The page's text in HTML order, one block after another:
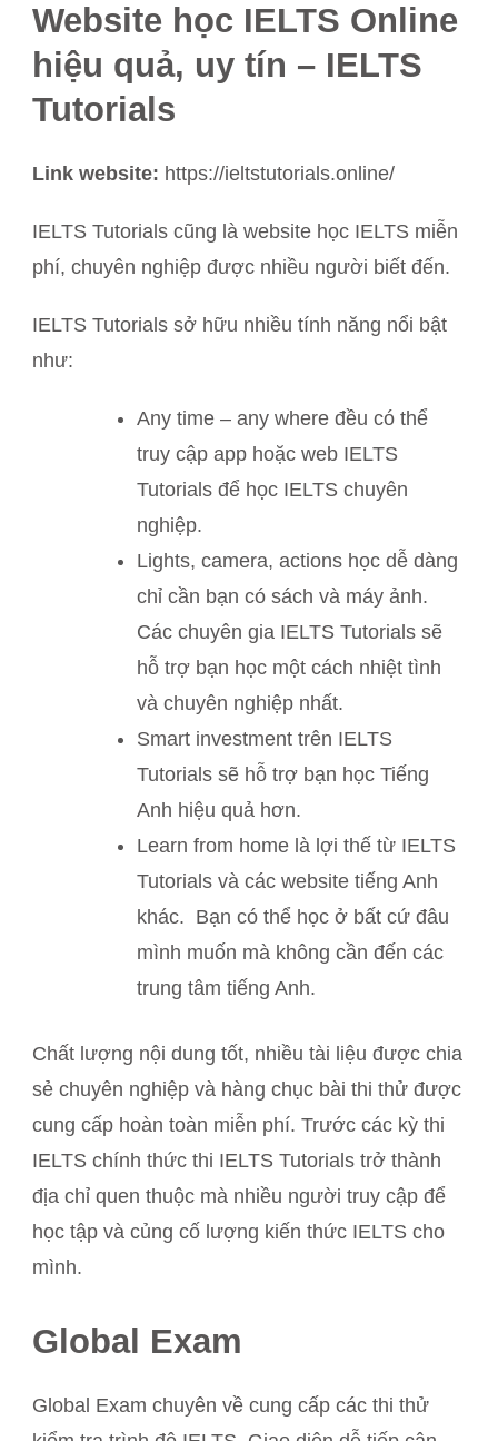
Website học IELTS Online
hiệu quả, uy tín – IELTS
Tutorials
Link website: https://ieltstutorials.online/
IELTS Tutorials cũng là website học IELTS miễn
phí, chuyên nghiệp được nhiều người biết đến.
IELTS Tutorials sở hữu nhiều tính năng nổi bật
như:
Any time – any where đều có thể
truy cập app hoặc web IELTS
Tutorials để học IELTS chuyên
nghiệp.
Lights, camera, actions học dễ dàng
chỉ cần bạn có sách và máy ảnh.
Các chuyên gia IELTS Tutorials sẽ
hỗ trợ bạn học một cách nhiệt tình
và chuyên nghiệp nhất.
Smart investment trên IELTS
Tutorials sẽ hỗ trợ bạn học Tiếng
Anh hiệu quả hơn.
Learn from home là lợi thế từ IELTS
Tutorials và các website tiếng Anh
khác. Bạn có thể học ở bất cứ đâu
mình muốn mà không cần đến các
trung tâm tiếng Anh.
Chất lượng nội dung tốt, nhiều tài liệu được chia
sẻ chuyên nghiệp và hàng chục bài thi thử được
cung cấp hoàn toàn miễn phí. Trước các kỳ thi
IELTS chính thức thi IELTS Tutorials trở thành
địa chỉ quen thuộc mà nhiều người truy cập để
học tập và củng cố lượng kiến thức IELTS cho
mình.
Global Exam
Global Exam chuyên về cung cấp các thi thử